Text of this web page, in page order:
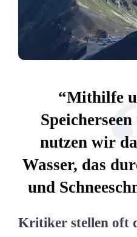
Kritiker stellen oft
“Mithilfe
nutzen wir
Wasser, das
und